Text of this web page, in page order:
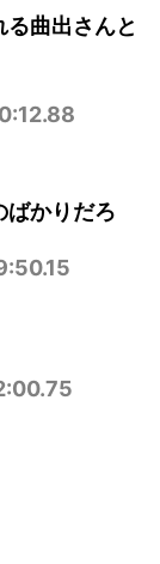
曲出さんと
ばかりだろ